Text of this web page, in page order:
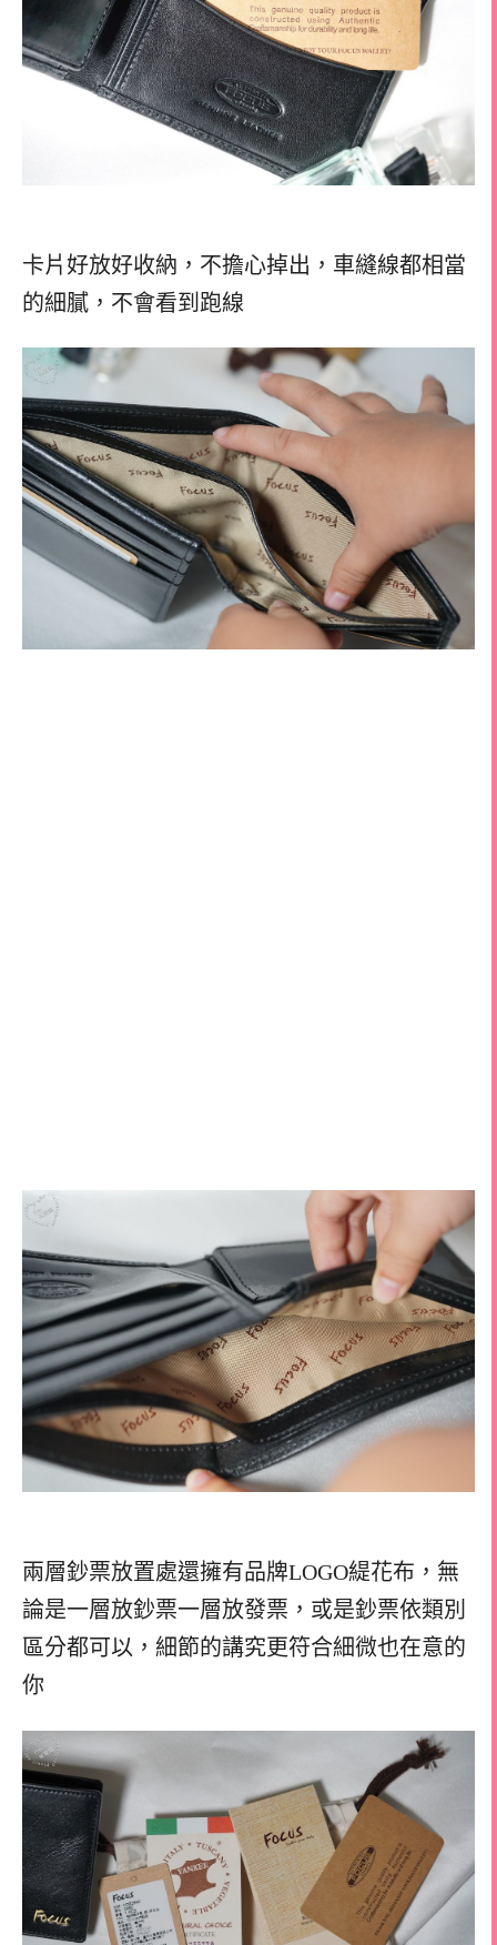
卡片好放好收納，不擔心掉出，車縫線都相當
的細膩，不會看到跑線
兩層鈔票放置處還擁有品牌LOGO緹花布，無
論是一層放鈔票一層放發票，或是鈔票依類別
區分都可以，細節的講究更符合細微也在意的
你